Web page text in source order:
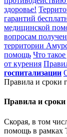
здоровье!
гарантий
медицинской
вопросам
территории
помощь Что
от курения
госпитализации
Правила и сроки
Правила и сроки
Скорая, в том
помощь в рамках